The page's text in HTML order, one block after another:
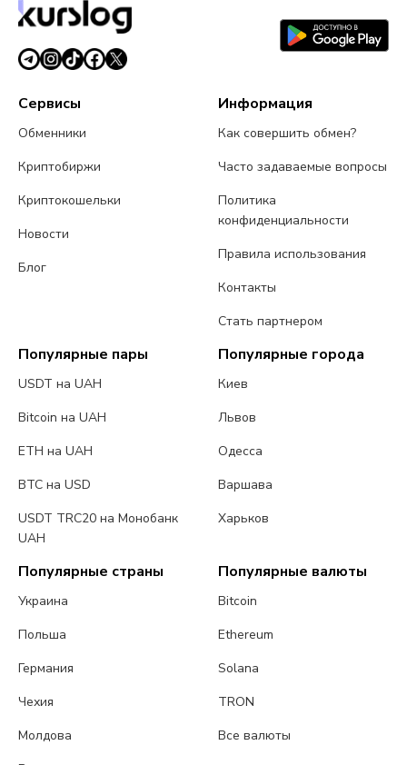
Сервисы
Обменники
Криптобиржи
Криптокошельки
Новости
Блог
Информация
Как совершить обмен?
Часто задаваемые вопросы
Политика
конфиденциальности
Правила использования
Контакты
Стать партнером
Популярные пары
USDT на UAH
Bitcoin на UAH
ETH на UAH
BTC на USD
USDT TRC20 на Монобанк
UAH
Популярные города
Киев
Львов
Одесса
Варшава
Харьков
Популярные страны
Украина
Польша
Германия
Чехия
Молдова
Популярные валюты
Bitcoin
Ethereum
Solana
TRON
Все валюты